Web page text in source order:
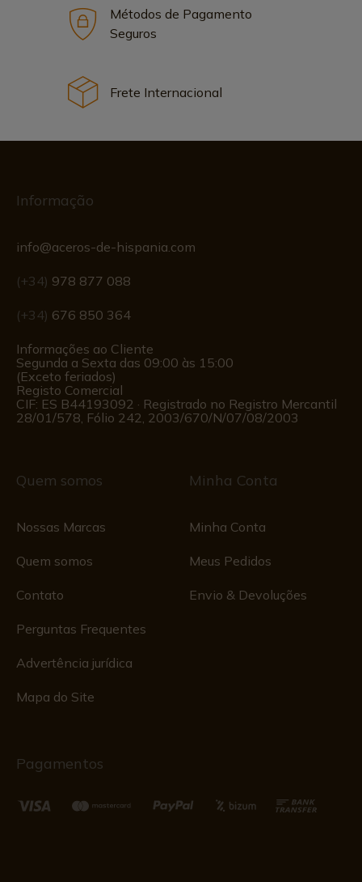
Métodos de Pagamento
Seguros
Frete Internacional
Informação
info@aceros-de-hispania.com
(+34) 978 877 088
(+34) 676 850 364
Informações ao Cliente
Segunda a Sexta das 09:00 às 15:00
(Exceto feriados)
Registo Comercial
CIF: ES B44193092 · Registrado no Registro Mercantil
28/01/578, Fólio 242, 2003/670/N/07/08/2003
Quem somos
Nossas Marcas
Quem somos
Contato
Perguntas Frequentes
Advertência jurídica
Mapa do Site
Minha Conta
Minha Conta
Meus Pedidos
Envio & Devoluções
Pagamentos